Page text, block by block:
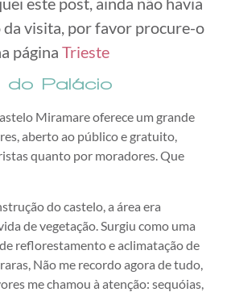
visita, por favor procure-o
página Trieste
do Palácio
Miramare oferece um grande
aberto ao público e gratuito,
quanto por moradores. Que
do castelo, a área era
de vegetação. Surgiu como uma
reflorestamento e aclimatação de
Não me recordo agora de tudo,
me chamou à atenção: sequóias,